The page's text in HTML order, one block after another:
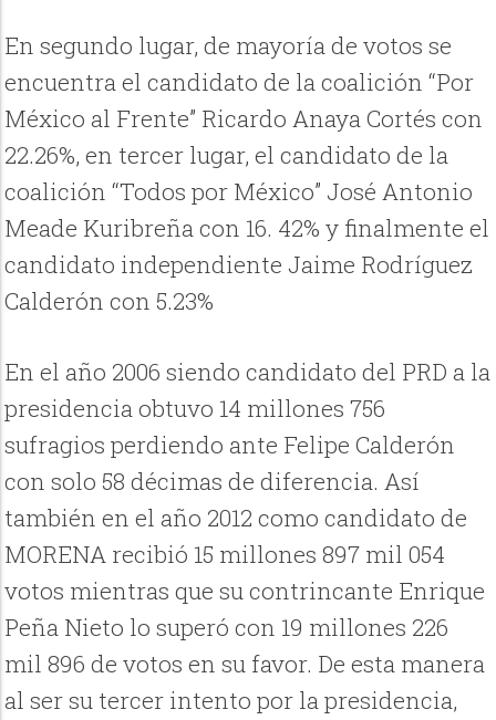
En segundo lugar, de mayoría de votos se
encuentra el candidato de la coalición “Por
México al Frente” Ricardo Anaya Cortés con
22.26%, en tercer lugar, el candidato de la
coalición “Todos por México” José Antonio
Meade Kuribreña con 16. 42% y finalmente el
candidato independiente Jaime Rodríguez
Calderón con 5.23%
En el año 2006 siendo candidato del PRD a la
presidencia obtuvo 14 millones 756
sufragios perdiendo ante Felipe Calderón
con solo 58 décimas de diferencia. Así
también en el año 2012 como candidato de
MORENA recibió 15 millones 897 mil 054
votos mientras que su contrincante Enrique
Peña Nieto lo superó con 19 millones 226
mil 896 de votos en su favor. De esta manera
al ser su tercer intento por la presidencia,